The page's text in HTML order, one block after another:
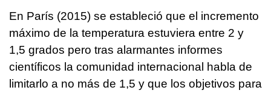
En París (2015) se estableció que el incremento
máximo de la temperatura estuviera entre 2 y
1,5 grados pero tras alarmantes informes
científicos la comunidad internacional habla de
limitarlo a no más de 1,5 y que los objetivos para